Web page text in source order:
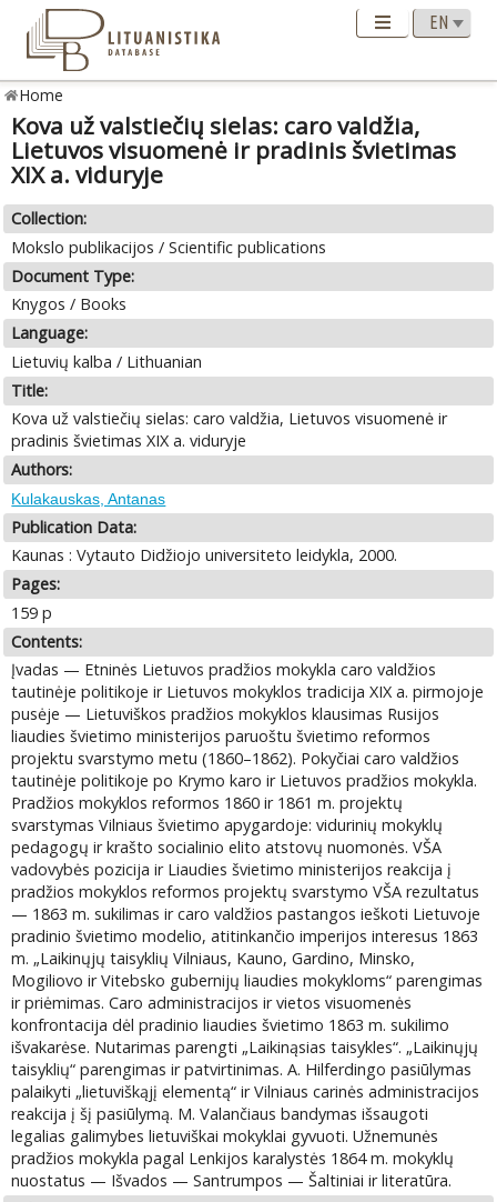
Home
Kova už valstiečių sielas: caro valdžia,
Lietuvos visuomenė ir pradinis švietimas
XIX a. viduryje
Collection:
Mokslo publikacijos / Scientific publications
Document Type:
Knygos / Books
Language:
Lietuvių kalba / Lithuanian
Title:
Kova už valstiečių sielas: caro valdžia, Lietuvos visuomenė ir
pradinis švietimas XIX a. viduryje
Authors:
Kulakauskas, Antanas
Publication Data:
Kaunas : Vytauto Didžiojo universiteto leidykla, 2000.
Pages:
159 p
Contents:
Įvadas — Etninės Lietuvos pradžios mokykla caro valdžios
tautinėje politikoje ir Lietuvos mokyklos tradicija XIX a. pirmojoje
pusėje — Lietuviškos pradžios mokyklos klausimas Rusijos
liaudies švietimo ministerijos paruoštu švietimo reformos
projektu svarstymo metu (1860–1862). Pokyčiai caro valdžios
tautinėje politikoje po Krymo karo ir Lietuvos pradžios mokykla.
Pradžios mokyklos reformos 1860 ir 1861 m. projektų
svarstymas Vilniaus švietimo apygardoje: vidurinių mokyklų
pedagogų ir krašto socialinio elito atstovų nuomonės. VŠA
vadovybės pozicija ir Liaudies švietimo ministerijos reakcija į
pradžios mokyklos reformos projektų svarstymo VŠA rezultatus
— 1863 m. sukilimas ir caro valdžios pastangos ieškoti Lietuvoje
pradinio švietimo modelio, atitinkančio imperijos interesus 1863
m. „Laikinųjų taisyklių Vilniaus, Kauno, Gardino, Minsko,
Mogiliovo ir Vitebsko gubernijų liaudies mokykloms“ parengimas
ir priėmimas. Caro administracijos ir vietos visuomenės
konfrontacija dėl pradinio liaudies švietimo 1863 m. sukilimo
išvakarėse. Nutarimas parengti „Laikinąsias taisykles“. „Laikinųjų
taisyklių“ parengimas ir patvirtinimas. A. Hilferdingo pasiūlymas
palaikyti „lietuviškąjį elementą“ ir Vilniaus carinės administracijos
reakcija į šį pasiūlymą. M. Valančiaus bandymas išsaugoti
legalias galimybes lietuviškai mokyklai gyvuoti. Užnemunės
pradžios mokykla pagal Lenkijos karalystės 1864 m. mokyklų
nuostatus — Išvados — Santrumpos — Šaltiniai ir literatūra.